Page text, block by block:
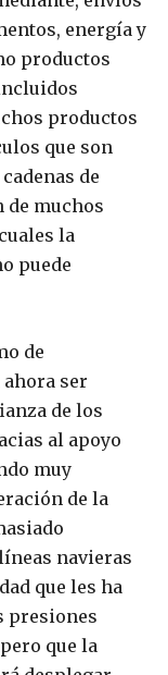
energía y
productos
productos
que son
de
muchos
la
puede
de
ser
de los
al apoyo
muy
de la
navieras
que les ha
presiones
que la